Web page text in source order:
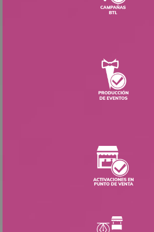
PRODUCCIÓN DE EVENTOS
ACTIVACIONES EN PUNTO DE